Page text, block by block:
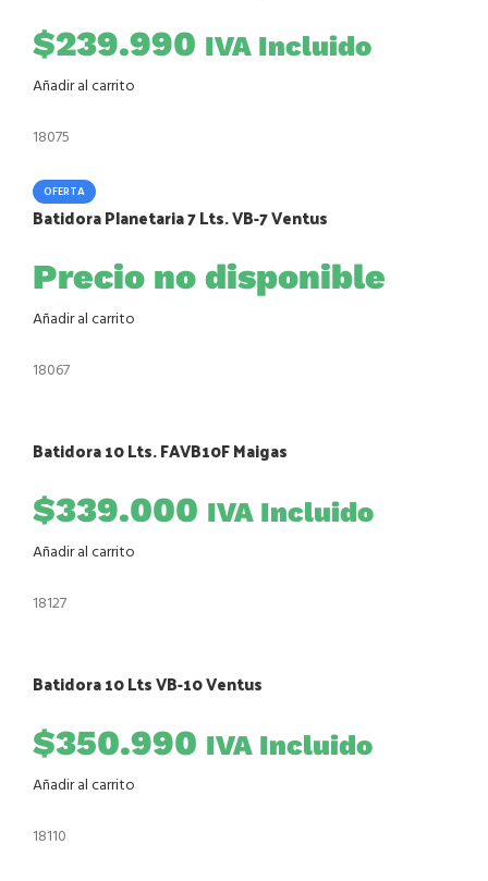
18075
$239.990 IVA Incluido
Añadir al carrito
OFERTA
18067
Batidora Planetaria 7 Lts. VB-7 Ventus
Precio no disponible
Añadir al carrito
18127
Batidora 10 Lts. FAVB10F Maigas
$339.000 IVA Incluido
Añadir al carrito
18110
Batidora 10 Lts VB-10 Ventus
$350.990 IVA Incluido
Añadir al carrito